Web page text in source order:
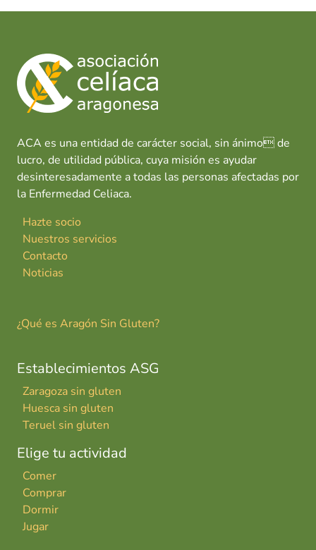
ACA es una entidad de carácter social, sin ánimo de
lucro, de utilidad pública, cuya misión es ayudar
desinteresadamente a todas las personas afectadas por
la Enfermedad Celiaca.
Hazte socio
Nuestros servicios
Contacto
Noticias
¿Qué es Aragón Sin Gluten?
Establecimientos ASG
Zaragoza sin gluten
Huesca sin gluten
Teruel sin gluten
Elige tu actividad
Comer
Comprar
Dormir
Jugar